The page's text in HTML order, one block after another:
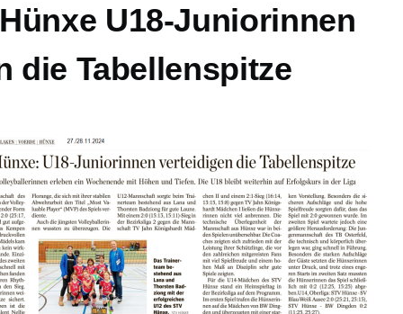
U18-Juniorinnen
die Tabellenspitze